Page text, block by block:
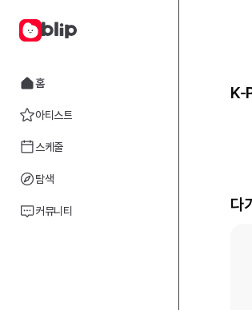
홈
아티스트
스케줄
탐색
커뮤니티
K-
다